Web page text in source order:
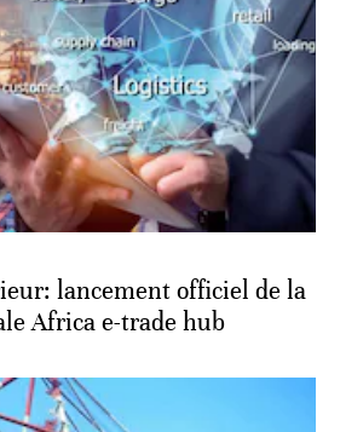
lancement officiel de la
Africa e-trade hub